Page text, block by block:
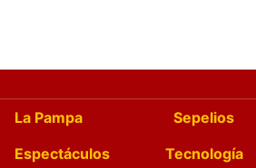
La Pampa Sepelios
Espectáculos
Tecnología